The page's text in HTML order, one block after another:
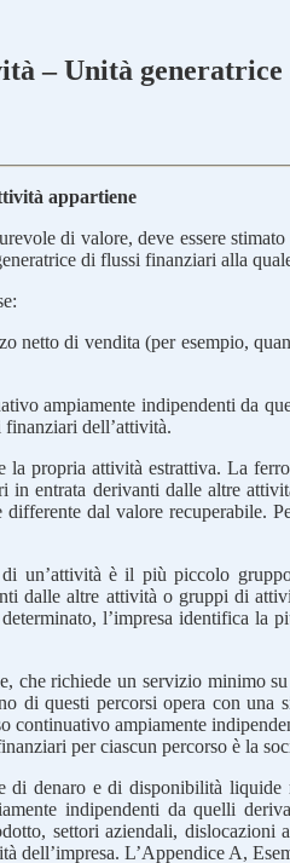
– Unità
appartiene
di valore, deve essere
di flussi finanziari alla
netto di vendita (per esempio,
ampiamente indipendenti da
finanziari dell’attività.
la propria attività estrattiva. La
entrata derivanti dalle altre
dal valore
un’attività è il più piccolo
dalle altre attività o gruppi di
l’impresa identifica
che richiede un servizio minimo
di questi percorsi opera con
ampiamente
per ciascun percorso è la
denaro e di disponibilità
indipendenti da quelli
settori aziendali,
dell’impresa. L’Appendice A,